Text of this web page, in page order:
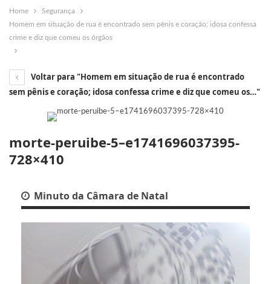
Home
Segurança
Homem em situação de rua é encontrado sem pênis e coração; idosa confessa
crime e diz que comeu os órgãos
Voltar para "Homem em situação de rua é encontrado
sem pênis e coração; idosa confessa crime e diz que comeu os…"
morte-peruibe-5–e1741696037395-
728×410
Minuto da Câmara de Natal